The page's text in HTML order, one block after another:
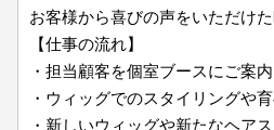
お客様から喜びの声をいただけ
【仕事の流れ】
・担当顧客を個室ブースにご案内
・ウィッグでのスタイリングや
・新しいウィッグや新たなヘア